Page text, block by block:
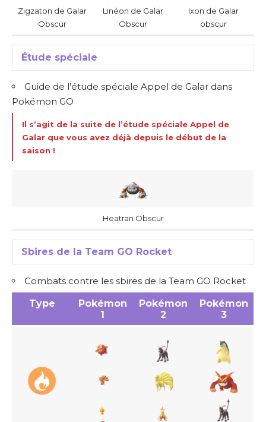
Zigzaton de Galar
Obscur
Linéon de Galar
Obscur
Ixon de Galar
obscur
Étude spéciale
Guide de l’étude spéciale Appel de Galar dans
Pokémon GO
Il s’agit de la suite de l’étude spéciale Appel de
Galar que vous avez déjà depuis le début de la
saison !
Heatran Obscur
Sbires de la Team GO Rocket
Combats contre les sbires de la Team GO Rocket
Type
Pokémon
1
Pokémon
2
Pokémon
3